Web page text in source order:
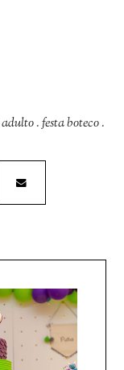
adulto.festa boteco.